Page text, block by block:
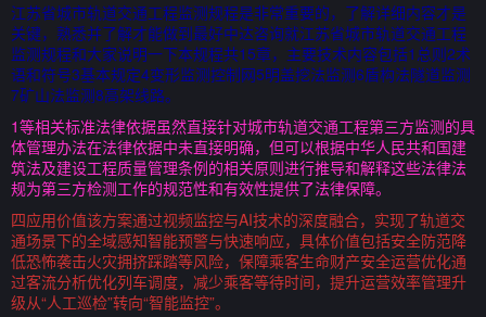
江苏省城市轨道交通工程监测规程是非常重要的，了解详细内容才是
关键，熟悉并了解才能做到最好中达咨询就江苏省城市轨道交通工程
监测规程和大家说明一下本规程共15章，主要技术内容包括1总则2术
语和符号3基本规定4变形监测控制网5明盖挖法监测6盾构法隧道监测
7矿山法监测8高架线路。
1等相关标准法律依据虽然直接针对城市轨道交通工程第三方监测的具
体管理办法在法律依据中未直接明确，但可以根据中华人民共和国建
筑法及建设工程质量管理条例的相关原则进行推导和解释这些法律法
规为第三方检测工作的规范性和有效性提供了法律保障。
四应用价值该方案通过视频监控与AI技术的深度融合，实现了轨道交
通场景下的全域感知智能预警与快速响应，具体价值包括安全防范降
低恐怖袭击火灾拥挤踩踏等风险，保障乘客生命财产安全运营优化通
过客流分析优化列车调度，减少乘客等待时间，提升运营效率管理升
级从“人工巡检”转向“智能监控”。